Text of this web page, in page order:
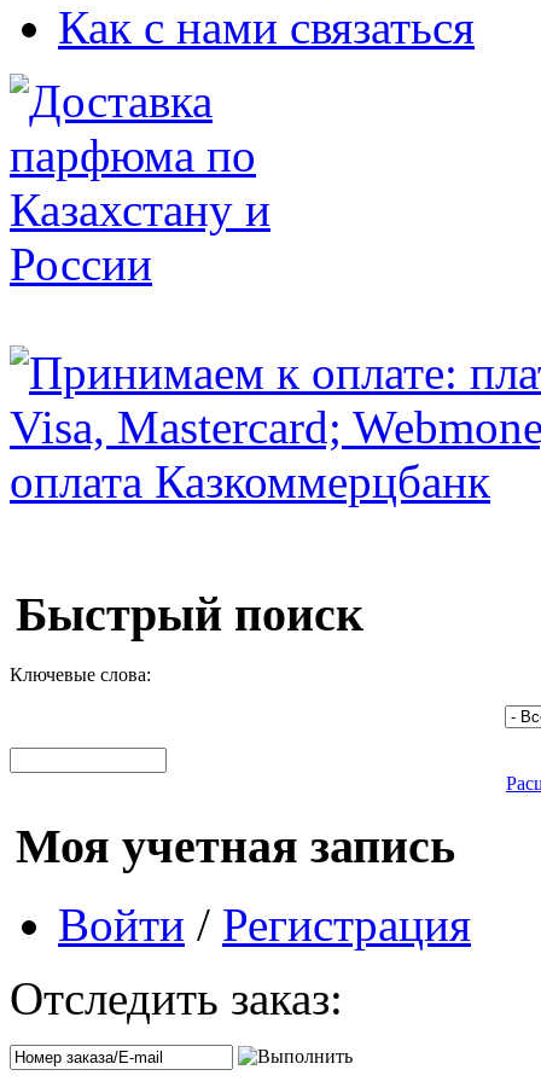
Как с нами связаться
Быстрый поиск
Ключевые слова:
Моя учетная запись
Войти / Регистрация
Отследить заказ: